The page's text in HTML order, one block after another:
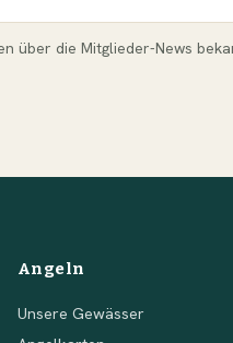
über die Mitglieder-News
Angeln
Unsere Gewässer